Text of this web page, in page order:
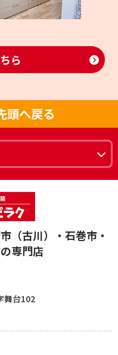
ら
頭へ戻る
（古川）・石巻市・
専門店
舞台102